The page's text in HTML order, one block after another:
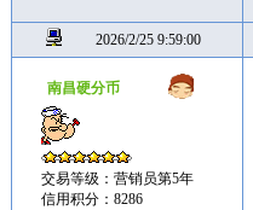
2026/2/25 9:59:00
南昌硬分币
交易等级：营销员第5年
信用积分：8286